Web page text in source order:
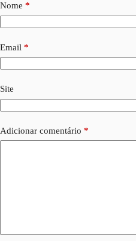
Nome *
Email *
Site
Adicionar comentário *